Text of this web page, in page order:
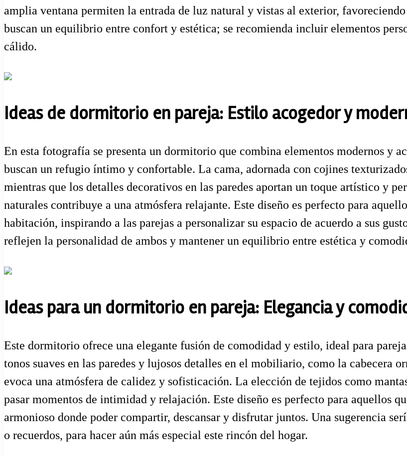
amplia ventana permiten la entrada de luz natural y vistas al exterior,
buscan un equilibrio entre confort y estética; se recomienda incluir elementos
cálido.
Ideas de dormitorio en pareja: Estilo acogedor y
En esta fotografía se presenta un dormitorio que combina elementos modernos y
buscan un refugio íntimo y confortable. La cama, adornada con cojines
mientras que los detalles decorativos en las paredes aportan un toque artístico y
naturales contribuye a una atmósfera relajante. Este diseño es perfecto para
habitación, inspirando a las parejas a personalizar su espacio de acuerdo a sus
reflejen la personalidad de ambos y mantener un equilibrio entre estética y
Ideas para un dormitorio en pareja: Elegancia y
Este dormitorio ofrece una elegante fusión de comodidad y estilo, ideal para
tonos suaves en las paredes y lujosos detalles en el mobiliario, como la cabecera
evoca una atmósfera de calidez y sofisticación. La elección de tejidos como
pasar momentos de intimidad y relajación. Este diseño es perfecto para aquellos
armonioso donde poder compartir, descansar y disfrutar juntos. Una sugerencia
o recuerdos, para hacer aún más especial este rincón del hogar.